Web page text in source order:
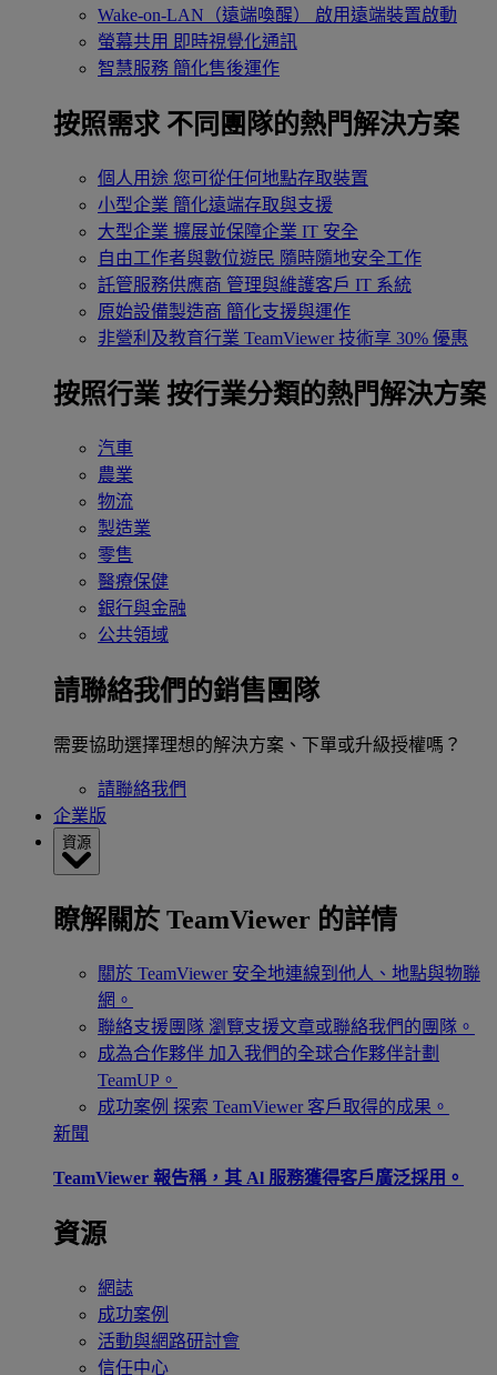
Wake-on-LAN（遠端喚醒）
啟用遠端裝置啟動
螢幕共用 即時視覺化通訊
智慧服務 簡化售後運作
按照需求 不同團隊的熱門解決方案
個人用途 您可從任何地點存取裝置
小型企業 簡化遠端存取與支援
大型企業 擴展並保障企業 IT 安全
自由工作者與數位遊民 隨時隨地安全工作
託管服務供應商 管理與維護客戶 IT 系統
原始設備製造商 簡化支援與運作
非營利及教育行業 TeamViewer 技術享 30% 優惠
按照行業 按行業分類的熱門解決方案
汽車
農業
物流
製造業
零售
醫療保健
銀行與金融
公共領域
請聯絡我們的銷售團隊
需要協助選擇理想的解決方案、下單或升級授權嗎？
請聯絡我們
企業版
資源
瞭解關於 TeamViewer 的詳情
關於 TeamViewer 安全地連線到他人、地點與物聯
網。
聯絡支援團隊 瀏覽支援文章或聯絡我們的團隊。
成為合作夥伴 加入我們的全球合作夥伴計劃
TeamUP。
成功案例 探索 TeamViewer 客戶取得的成果。
新聞
TeamViewer 報告稱，其 Al 服務獲得客戶廣泛採用。
資源
網誌
成功案例
活動與網路研討會
信任中心